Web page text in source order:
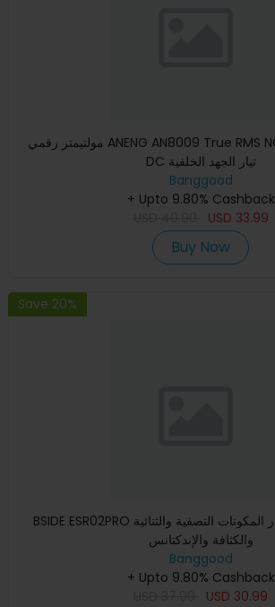
مولتيمتر رقمي ANENG AN8009 True RMS NCV 9999 عددًا AC
DC تيار الجهد الخلفية
Banggood
+ Upto 9.80% Cashback
USD 33.99
Buy Now
Save 20%
BSIDE ESR02PRO محول رقمي لاختبار المكونات النصفية والثنائية
والكثافة والإندكتانس
Banggood
+ Upto 9.80% Cashback
USD 30.99